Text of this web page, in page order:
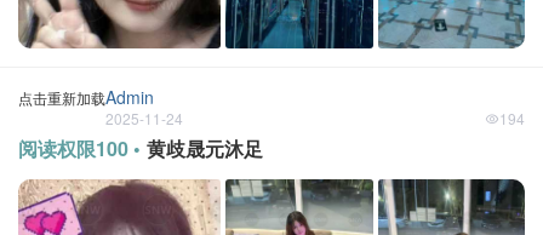
点击重新加载Admin
2025-11-24 194
阅读权限100 • 黄歧晟元沐足